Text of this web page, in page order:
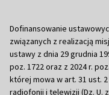
Dofinansowanie
związanych z realizacją
ustawy z dnia 29 grudnia
poz. 1722 oraz z 2024 r.
której mowa w art. 31 ust.
radiofonii i telewizji (Dz. U.